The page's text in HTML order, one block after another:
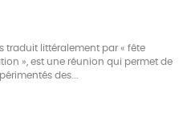
traduit littéralement par « fête
», est une réunion qui permet de
des...